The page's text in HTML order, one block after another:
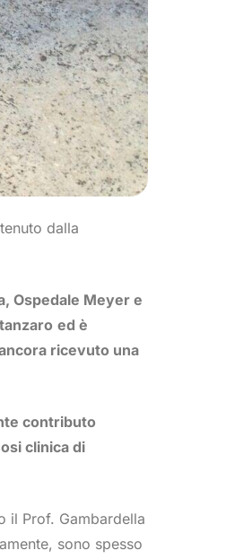
dalla
Ospedale Meyer e
ed è
ricevuto una
contributo
clinica di
il Prof. Gambardella
sono spesso